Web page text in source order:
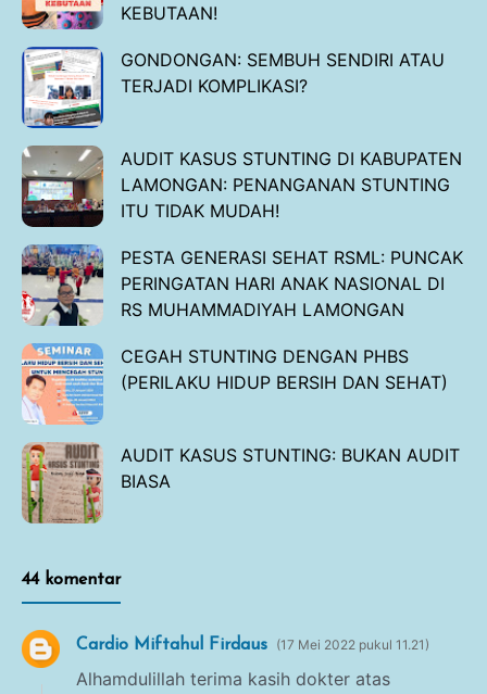
KEBUTAAN!
GONDONGAN: SEMBUH SENDIRI ATAU
TERJADI KOMPLIKASI?
AUDIT KASUS STUNTING DI KABUPATEN
LAMONGAN: PENANGANAN STUNTING
ITU TIDAK MUDAH!
PESTA GENERASI SEHAT RSML: PUNCAK
PERINGATAN HARI ANAK NASIONAL DI
RS MUHAMMADIYAH LAMONGAN
CEGAH STUNTING DENGAN PHBS
(PERILAKU HIDUP BERSIH DAN SEHAT)
AUDIT KASUS STUNTING: BUKAN AUDIT
BIASA
44 komentar
Cardio Miftahul Firdaus 17 Mei 2022 pukul 11.21
Alhamdulillah terima kasih dokter atas